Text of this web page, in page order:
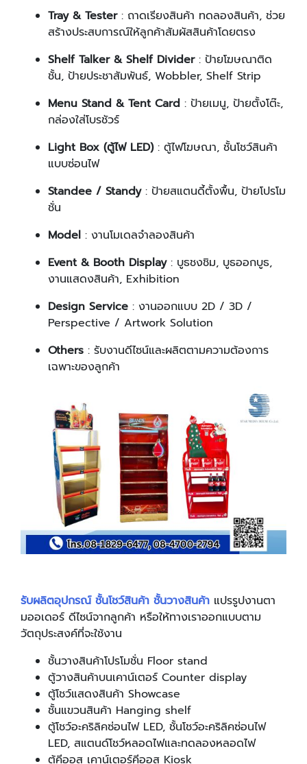
Tray & Tester: ถาดเรียงสินค้า ทดลองสินค้า, ช่วย
สร้างประสบการณ์ให้ลูกค้าสัมผัสสินค้าโดยตรง
Shelf Talker & Shelf Divider: ป้ายโฆษณาติด
ชั้น, ป้ายประชาสัมพันธ์, Wobbler, Shelf Strip
Menu Stand & Tent Card : ป้ายเมนู, ป้ายตั้งโต๊ะ,
กล่องใส่โบรชัวร์
Light Box (ตู้ไฟ LED): ตู้ไฟโฆษณา, ชั้นโชว์สินค้า
แบบซ่อนไฟ
Standee / Standy: ป้ายสแตนดี้ตั้งพื้น, ป้ายโปรโม
ชั่น
Model : งานโมเดลจำลองสินค้า
Event & Booth Display: บูธชงชิม, บูธออกบูธ,
งานแสดงสินค้า, Exhibition
Design Service : งานออกแบบ 2D / 3D /
Perspective / Artwork Solution
Others : รับงานดีไซน์และผลิตตามความต้องการ
เฉพาะของลูกค้า
รับผลิตอุปกรณ์ ชั้นโชว์สินค้า ชั้นวางสินค้า แปรรูปงานตา
มออเดอร์ ดีไซน์จากลูกค้า หรือให้ทางเราออกแบบตาม
วัตถุประสงค์ที่จะใช้งาน
ชั้นวางสินค้าโปรโมชั่น Floor stand
ตู้วางสินค้าบนเคาน์เตอร์ Counter display
ตู้โชว์แสดงสินค้า Showcase
ชั้นแขวนสินค้า Hanging shelf
ตู้โชว์อะคริลิคซ่อนไฟ LED, ชั้นโชว์อะคริลิคซ่อนไฟ
LED, สแตนด์โชว์หลอดไฟและทดลองหลอดไฟ
ตู้คีออส เคาน์เตอร์คีออส Kiosk